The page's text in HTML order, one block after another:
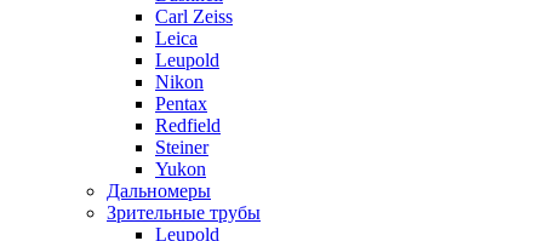
Carl Zeiss
Leica
Leupold
Nikon
Pentax
Redfield
Steiner
Yukon
Дальномеры
Зрительные трубы
Leupold